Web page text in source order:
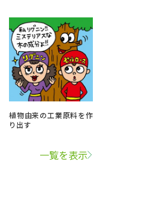
植物由来の工業原料を作
り出す
一覧を表示